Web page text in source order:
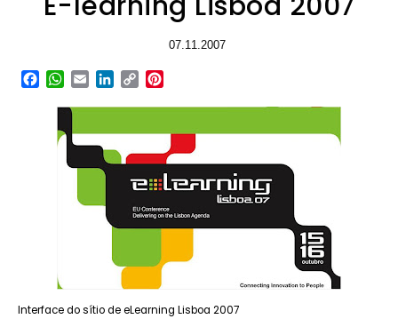
07.11.2007
Facebook
WhatsApp
EmailLinkedIn
Copy
Interface do sítio de eLearning Lisboa 2007